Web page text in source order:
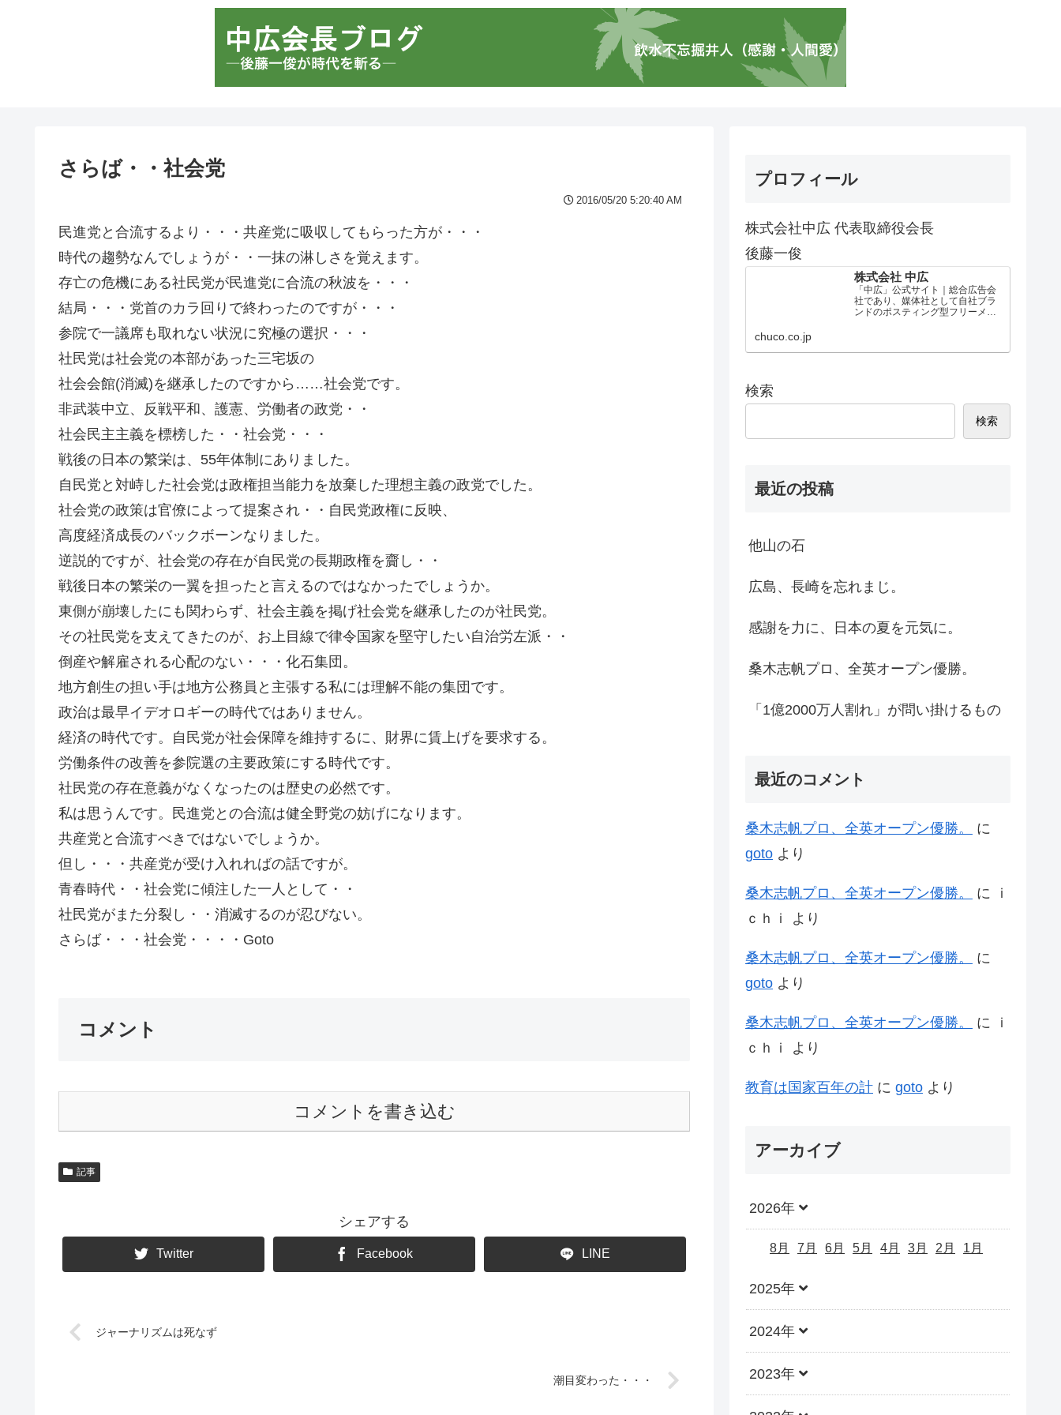
さらば・・社会党
2016/05/20 5:20:40 AM
民進党と合流するより・・・共産党に吸収してもらった方が・・・
時代の趨勢なんでしょうが・・一抹の淋しさを覚えます。
存亡の危機にある社民党が民進党に合流の秋波を・・・
結局・・・党首のカラ回りで終わったのですが・・・
参院で一議席も取れない状況に究極の選択・・・
社民党は社会党の本部があった三宅坂の
社会会館(消滅)を継承したのですから……社会党です。
非武装中立、反戦平和、護憲、労働者の政党・・
社会民主主義を標榜した・・社会党・・・
戦後の日本の繁栄は、55年体制にありました。
自民党と対峙した社会党は政権担当能力を放棄した理想主義の政党でした。
社会党の政策は官僚によって提案され・・自民党政権に反映、
高度経済成長のバックボーンなりました。
逆説的ですが、社会党の存在が自民党の長期政権を齎し・・
戦後日本の繁栄の一翼を担ったと言えるのではなかったでしょうか。
東側が崩壊したにも関わらず、社会主義を掲げ社会党を継承したのが社民党。
その社民党を支えてきたのが、お上目線で律令国家を堅守したい自治労左派・・
倒産や解雇される心配のない・・・化石集団。
地方創生の担い手は地方公務員と主張する私には理解不能の集団です。
政治は最早イデオロギーの時代ではありません。
経済の時代です。自民党が社会保障を維持するに、財界に賃上げを要求する。
労働条件の改善を参院選の主要政策にする時代です。
社民党の存在意義がなくなったのは歴史の必然です。
私は思うんです。民進党との合流は健全野党の妨げになります。
共産党と合流すべきではないでしょうか。
但し・・・共産党が受け入れればの話ですが。
青春時代・・社会党に傾注した一人として・・
社民党がまた分裂し・・消滅するのが忍びない。
さらば・・・社会党・・・・Goto
コメント
コメントを書き込む
記事
シェアする
Twitter Facebook LINE
ジャーナリズムは死なず
潮目変わった・・・
プロフィール
株式会社中広 代表取締役会長
後藤一俊
株式会社 中広
「中広」公式サイト｜総合広告会
社であり、媒体社として自社ブラ
ンドのポスティング型フリーメデ
chuco.co.jp
検索
検索
最近の投稿
他山の石
広島、長崎を忘れまじ。
感謝を力に、日本の夏を元気に。
桑木志帆プロ、全英オープン優勝。
「1億2000万人割れ」が問い掛けるもの
最近のコメント
桑木志帆プロ、全英オープン優勝。
に
goto より
桑木志帆プロ、全英オープン優勝。 に
ｉ
ｃｈｉ
より
桑木志帆プロ、全英オープン優勝。
に
goto より
桑木志帆プロ、全英オープン優勝。 に
ｉ
ｃｈｉ
より
教育は国家百年の計 に goto より
アーカイブ
2026年
8月 7月 6月 5月 4月 3月 2月 1月
2025年
2024年
2023年